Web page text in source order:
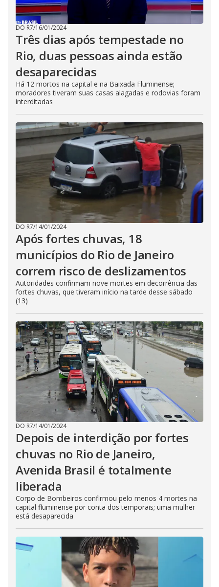
DO R7/16/01/2024
Três dias após tempestade no
Rio, duas pessoas ainda estão
desaparecidas
Há 12 mortos na capital e na Baixada Fluminense;
moradores tiveram suas casas alagadas e rodovias foram
interditadas
DO R7/14/01/2024
Após fortes chuvas, 18
municípios do Rio de Janeiro
correm risco de deslizamentos
Autoridades confirmam nove mortes em decorrência das
fortes chuvas, que tiveram início na tarde desse sábado
(13)
DO R7/14/01/2024
Depois de interdição por fortes
chuvas no Rio de Janeiro,
Avenida Brasil é totalmente
liberada
Corpo de Bombeiros confirmou pelo menos 4 mortes na
capital fluminense por conta dos temporais; uma mulher
está desaparecida